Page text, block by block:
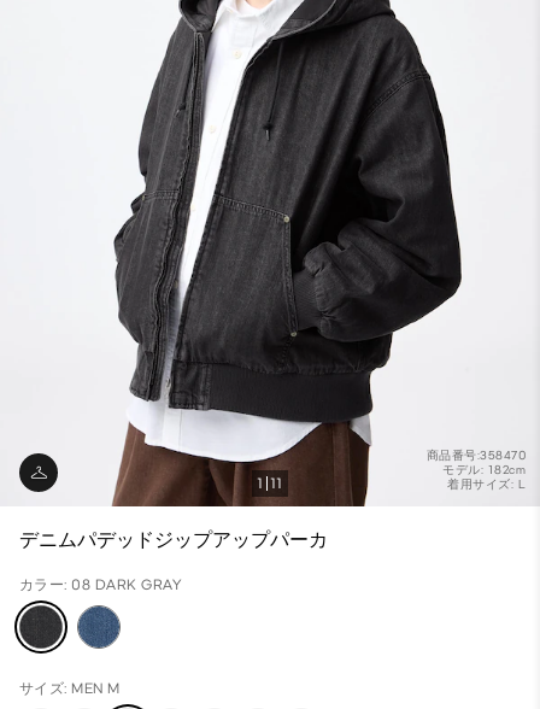
商品番号:358470
モデル: 182cm
着用サイズ: L
1 11
デニムパデッドジップアップパーカ
カラー: 08 DARK GRAY
サイズ: MEN M